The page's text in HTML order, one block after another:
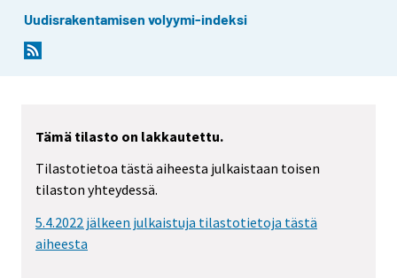
Uudisrakentamisen volyymi-indeksi
Tämä tilasto on lakkautettu.
Tilastotietoa tästä aiheesta julkaistaan toisen
tilaston yhteydessä.
5.4.2022 jälkeen julkaistuja tilastotietoja tästä
aiheesta